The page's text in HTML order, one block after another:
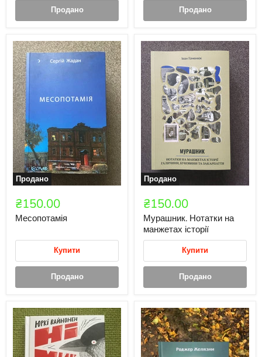
Продано Продано
Продано
₴150.00
Месопотамія
Купити
Продано
Продано
₴150.00
Мурашник. Нотатки на
манжетах історії
Купити
Продано